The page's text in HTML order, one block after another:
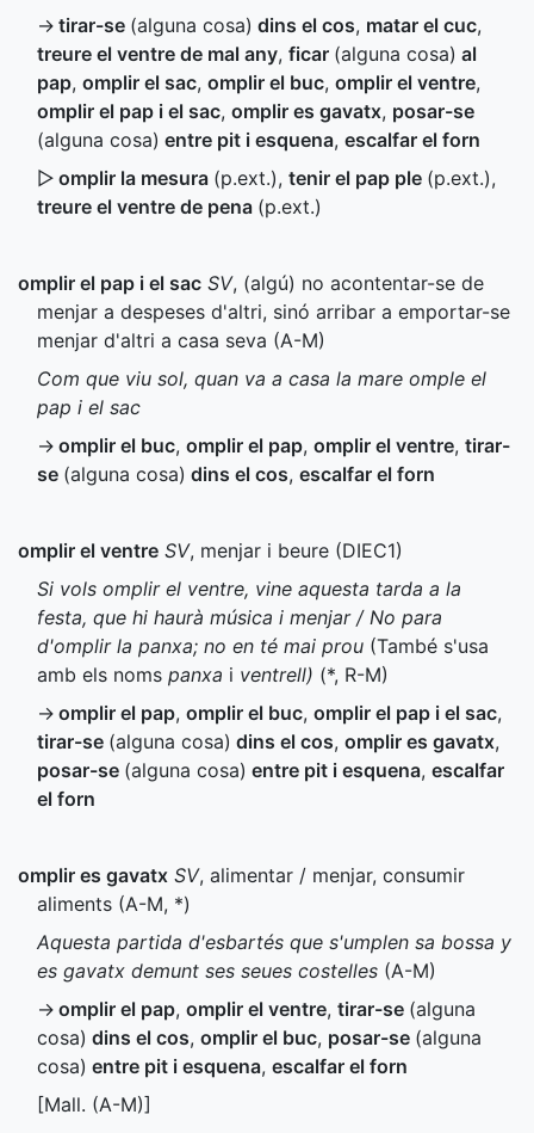
→ tirar-se (alguna cosa) dins el cos, matar el cuc,
treure el ventre de mal any, ficar (alguna cosa) al
pap, omplir el sac, omplir el buc, omplir el ventre,
omplir el pap i el sac, omplir es gavatx, posar-se
(alguna cosa) entre pit i esquena, escalfar el forn
▷ omplir la mesura (p.ext.), tenir el pap ple (p.ext.),
treure el ventre de pena (p.ext.)
omplir el pap i el sac SV, (algú) no acontentar-se de
menjar a despeses d'altri, sinó arribar a emportar-se
menjar d'altri a casa seva (A-M)
Com que viu sol, quan va a casa la mare omple el
pap i el sac
→ omplir el buc, omplir el pap, omplir el ventre, tirar-
se (alguna cosa) dins el cos, escalfar el forn
omplir el ventre SV, menjar i beure (DIEC1)
Si vols omplir el ventre, vine aquesta tarda a la
festa, que hi haurà música i menjar / No para
d'omplir la panxa; no en té mai prou (També s'usa
amb els noms panxa i ventrell) (*, R-M)
→ omplir el pap, omplir el buc, omplir el pap i el sac,
tirar-se (alguna cosa) dins el cos, omplir es gavatx,
posar-se (alguna cosa) entre pit i esquena, escalfar
el forn
omplir es gavatx SV, alimentar / menjar, consumir
aliments (A-M, *)
Aquesta partida d'esbartés que s'umplen sa bossa y
es gavatx demunt ses seues costelles (A-M)
→ omplir el pap, omplir el ventre, tirar-se (alguna
cosa) dins el cos, omplir el buc, posar-se (alguna
cosa) entre pit i esquena, escalfar el forn
[Mall. (A-M)]